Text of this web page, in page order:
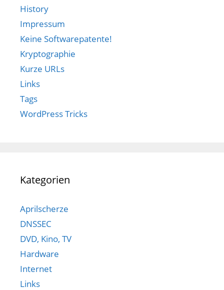
History
Impressum
Keine Softwarepatente!
Kryptographie
Kurze URLs
Links
Tags
WordPress Tricks
Kategorien
Aprilscherze
DNSSEC
DVD, Kino, TV
Hardware
Internet
Links